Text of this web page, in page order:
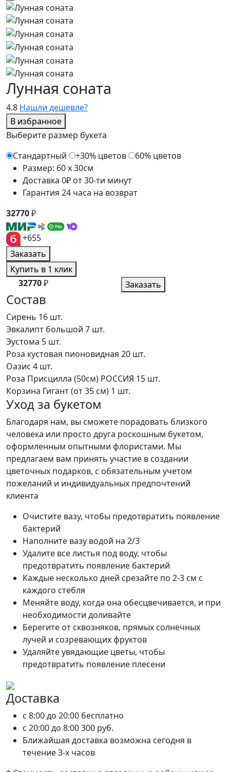
4.8 Нашли дешевле?
В избранное
Лунная соната
Выберите размер букета
Стандартный
+30% цветов
60% цветов
Размер: 60 x 30см
Доставка 0₽ от 30-ти минут
Гарантия 24 часа на возврат
32770₽
+655
Заказать
Купить в 1 клик
32770₽ Заказать
Состав
Сирень 16 шт.
Эвкалипт большой 7 шт.
Эустома 5 шт.
Роза кустовая пионовидная 20 шт.
Оазис 4 шт.
Роза Присцилла (50см) РОССИЯ 15 шт.
Корзина Гигант (от 35 см) 1 шт.
Уход за букетом
Благодаря нам, вы сможете порадовать близкого
человека или просто друга роскошным букетом,
оформленным опытными флористами. Мы
предлагаем вам принять участие в создании
цветочных подарков, с обязательным учетом
пожеланий и индивидуальных предпочтений
клиента
Очистите вазу, чтобы предотвратить появление
бактерий
Наполните вазу водой на 2/3
Удалите все листья под воду, чтобы
предотвратить появление бактерий
Каждые несколько дней срезайте по 2-3 см с
каждого стебля
Меняйте воду, когда она обесцвечивается, и при
необходимости доливайте
Берегите от сквозняков, прямых солнечных
лучей и созревающих фруктов
Удаляйте увядающие цветы, чтобы
предотвратить появление плесени
Доставка
c 8:00 до 20:00 бесплатно
c 20:00 до 8:00300 руб.
Ближайшая доставка возможна сегодня в
течение 3-х часов